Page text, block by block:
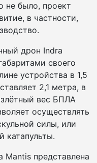
не было, проект
в частности,
дрон Indra
своего
устройства в 1,5
2,1 метра, в
вес БПЛА
осуществлять
силы, или
катапульты.
представлена